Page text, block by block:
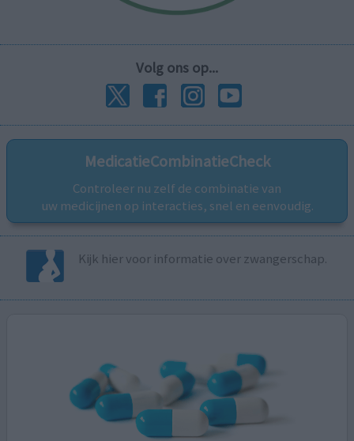
Volg ons op...
MedicatieCombinatieCheck
Controleer nu zelf de combinatie van
uw medicijnen op interacties, snel en eenvoudig.
Kijk hier voor informatie over zwangerschap.